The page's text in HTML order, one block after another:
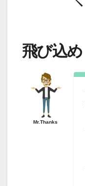
飛び込め
Mr.Thanks